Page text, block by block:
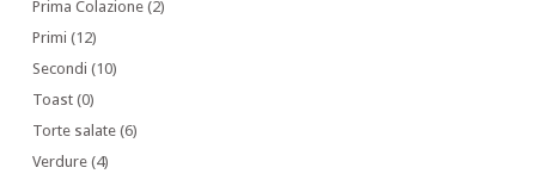
Prima Colazione(2)
Primi (12)
Secondi (10)
Toast(0)
Torte salate(6)
Verdure(4)